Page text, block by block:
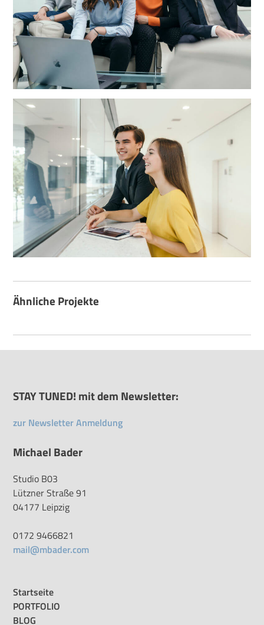
Ähnliche Projekte
STAY TUNED! mit dem Newsletter:
zur Newsletter Anmeldung
Michael Bader
Studio B03
Lützner Straße 91
04177 Leipzig
0172 9466821
mail@mbader.com
Startseite
PORTFOLIO
BLOG